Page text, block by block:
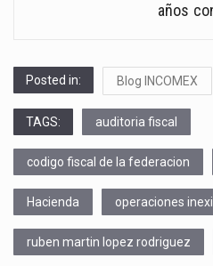
años
Posted in: Blog INCOMEX
TAGS: auditoria fiscal
codigo fiscal de la federacion
Hacienda operaciones
ruben martin lopez rodriguez